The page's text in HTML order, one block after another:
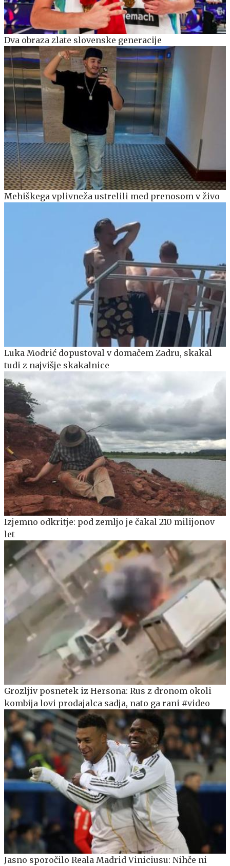
Dva obraza zlate slovenske generacije
Mehiškega vplivneža ustrelili med prenosom v živo
Luka Modrić dopustoval v domačem Zadru, skakal
tudi z najvišje skakalnice
Izjemno odkritje: pod zemljo je čakal 210 milijonov
let
Grozljiv posnetek iz Hersona: Rus z dronom okoli
kombija lovi prodajalca sadja, nato ga rani #video
Jasno sporočilo Reala Madrid Viniciusu: Nihče ni